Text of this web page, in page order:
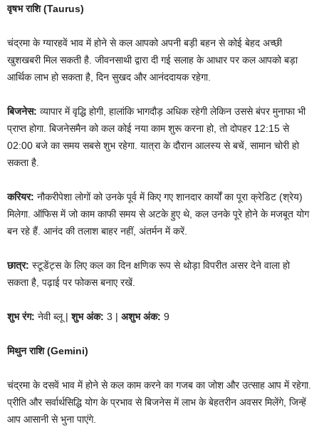
वृषभ राशि (Taurus)
चंद्रमा के ग्यारहवें भाव में होने से कल आपको अपनी बड़ी बहन से कोई बेहद अच्छी
खुशखबरी मिल सकती है. जीवनसाथी द्वारा दी गई सलाह के आधार पर कल आपको बड़ा
आर्थिक लाभ हो सकता है, दिन सुखद और आनंददायक रहेगा.
बिजनेस: व्यापार में वृद्धि होगी, हालांकि भागदौड़ अधिक रहेगी लेकिन उससे बंपर मुनाफा भी
प्राप्त होगा. बिजनेसमैन को कल कोई नया काम शुरू करना हो, तो दोपहर 12:15 से
02:00 बजे का समय सबसे शुभ रहेगा. यात्रा के दौरान आलस्य से बचें, सामान चोरी हो
सकता है.
करियर: नौकरीपेशा लोगों को उनके पूर्व में किए गए शानदार कार्यों का पूरा क्रेडिट (श्रेय)
मिलेगा. ऑफिस में जो काम काफी समय से अटके हुए थे, कल उनके पूरे होने के मजबूत योग
बन रहे हैं. आनंद की तलाश बाहर नहीं, अंतर्मन में करें.
छात्र: स्टूडेंट्स के लिए कल का दिन क्षणिक रूप से थोड़ा विपरीत असर देने वाला हो
सकता है, पढ़ाई पर फोकस बनाए रखें.
शुभ रंग: नेवी ब्लू |शुभ अंक: 3 | अशुभ अंक: 9
मिथुन राशि (Gemini)
चंद्रमा के दसवें भाव में होने से कल काम करने का गजब का जोश और उत्साह आप में रहेगा.
प्रीति और सर्वार्थसिद्धि योग के प्रभाव से बिजनेस में लाभ के बेहतरीन अवसर मिलेंगे, जिन्हें
आप आसानी से भुना पाएंगे.